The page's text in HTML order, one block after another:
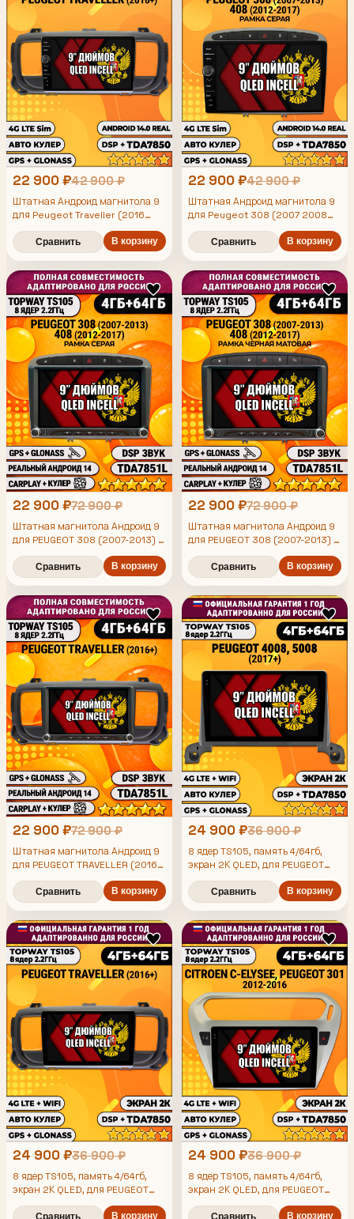
22 900 ₽42 900 ₽
Штатная Андроид магнитола 9
для Peugeot Traveller (2016
2023 2024), TS105 8 ядер,
4/64гб, Qled Incell,
Глонасс
Сравнить В корзину
22 900 ₽42 900 ₽
Штатная Андроид магнитола 9
для Peugeot 308 (2007 2008
408 (2012 2013 2014 2015 2016
2017), TS105 8 ядер, 4/64гб, Qled
Gps/Глонасс
Сравнить В корзину
22 900 ₽72 900 ₽
Штатная магнитола Андроид 9
для PEUGEOT 308 (2007-2013) -
408 (2012-2017), 4/64гб, DSP,
Topway TS105, беспроводной
CarPlay и Android Auto, GPS и
ГЛОНАСС
Сравнить В корзину
22 900 ₽72 900 ₽
Штатная магнитола Андроид 9
для PEUGEOT 308 (2007-2013) -
408 (2012-2017), 4/64гб, DSP,
Topway TS105, беспроводной
CarPlay и Android Auto, GPS и
ГЛОНАСС
Сравнить В корзину
22 900 ₽72 900 ₽
Штатная магнитола Андроид 9
для PEUGEOT TRAVELLER (2016-
2024), 4/64гб, DSP, Topway
TS105, беспроводной CarPlay и
Android Auto, GPS и ГЛОНАСС
Сравнить В корзину
24 900 ₽36 900 ₽
8 ядер TS105, память 4/64гб,
экран 2К QLED, для PEUGEOT
4008, 5008 (2017+) Пежо,
Android магнитола
Сравнить В корзину
24 900 ₽36 900 ₽
8 ядер TS105, память 4/64гб,
экран 2К QLED, для PEUGEOT
магнитола
Сравнить В корзину
24 900 ₽36 900 ₽
8 ядер TS105, память 4/64гб,
экран 2К QLED, для PEUGEOT
2016), Android магнитола
Сравнить В корзину